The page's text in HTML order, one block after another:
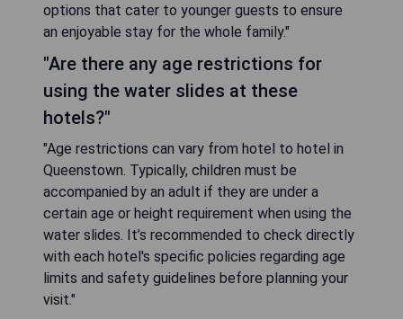
options that cater to younger guests to ensure
an enjoyable stay for the whole family."
"Are there any age restrictions for
using the water slides at these
hotels?"
"Age restrictions can vary from hotel to hotel in
Queenstown. Typically, children must be
accompanied by an adult if they are under a
certain age or height requirement when using the
water slides. It’s recommended to check directly
with each hotel's specific policies regarding age
limits and safety guidelines before planning your
visit."